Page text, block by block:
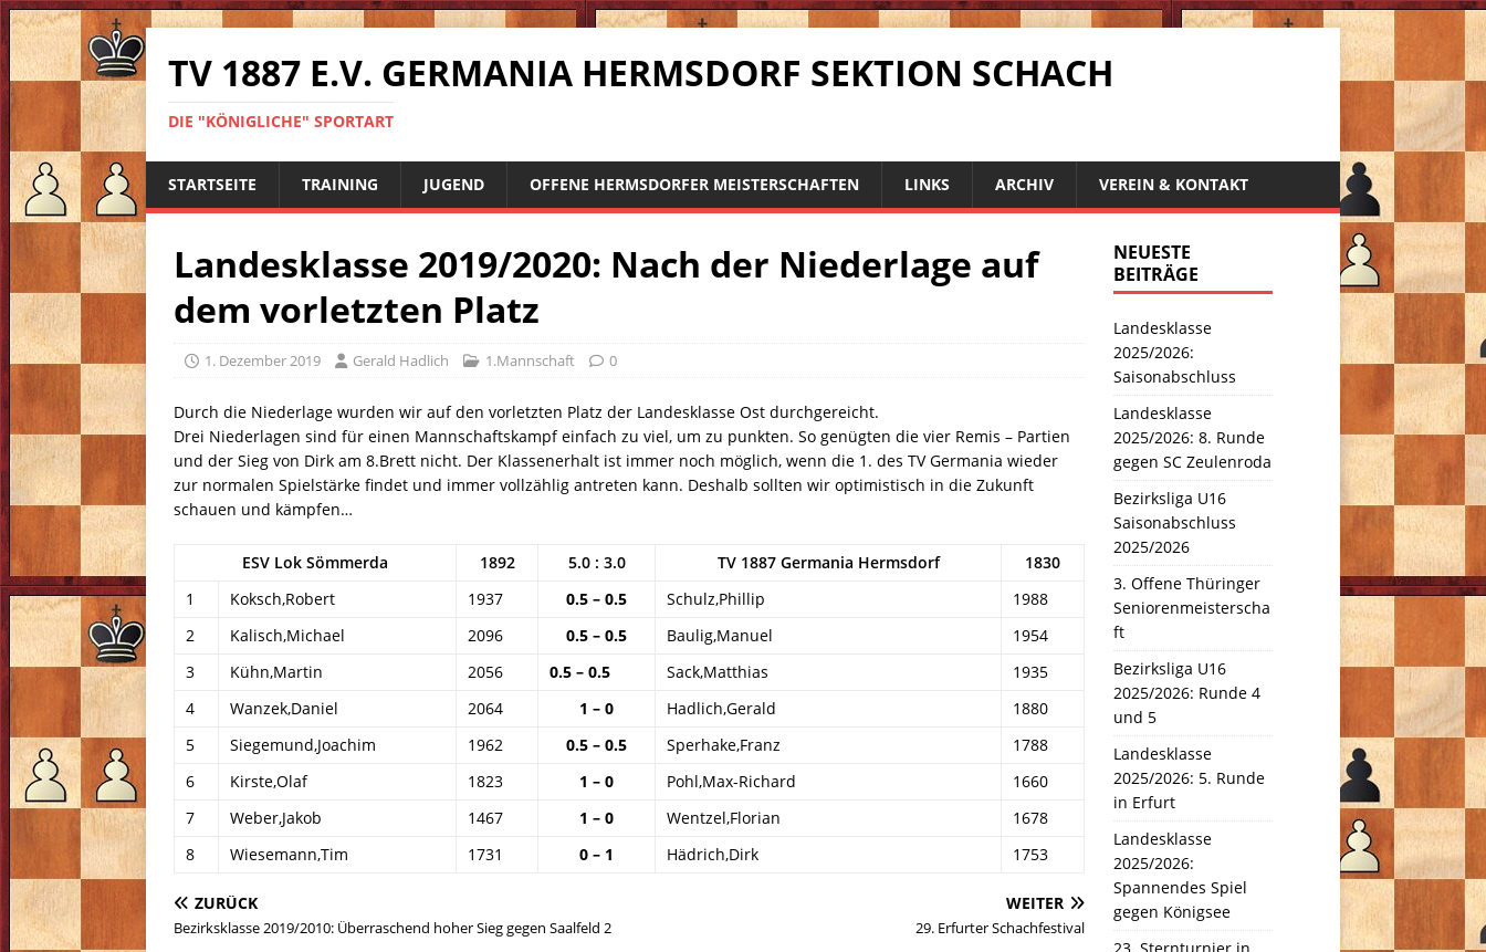
TV 1887 E.V. GERMANIA HERMSDORF SEKTION SCHACH
DIE "KÖNIGLICHE" SPORTART
STARTSEITE TRAINING JUGEND OFFENE HERMSDORFER MEISTERSCHAFTEN LINKS ARCHIV VEREIN & KONTAKT
Landesklasse 2019/2020: Nach der Niederlage auf
dem vorletzten Platz
1. Dezember 2019 Gerald Hadlich 1.Mannschaft 0
Durch die Niederlage wurden wir auf den vorletzten Platz der Landesklasse Ost durchgereicht.
Drei Niederlagen sind für einen Mannschaftskampf einfach zu viel, um zu punkten. So genügten die vier Remis – Partien
und der Sieg von Dirk am 8.Brett nicht. Der Klassenerhalt ist immer noch möglich, wenn die 1. des TV Germania wieder
zur normalen Spielstärke findet und immer vollzählig antreten kann. Deshalb sollten wir optimistisch in die Zukunft
schauen und kämpfen…
ESV Lok Sömmerda 1892 5.0 : 3.0 TV 1887 Germania Hermsdorf
1830
1
Koksch,Robert 1937 0.5 – 0.5 Schulz,Phillip
1988
2
Kalisch,Michael 2096 0.5 – 0.5 Baulig,Manuel
1954
3
Kühn,Martin 2056 0.5 – 0.5 Sack,Matthias
1935
4
Wanzek,Daniel 2064 1 – 0 Hadlich,Gerald
1880
5
Siegemund,Joachim 1962 0.5 – 0.5 Sperhake,Franz
1788
6
Kirste,Olaf 1823 1 – 0 Pohl,Max-Richard
1660
7
Weber,Jakob 1467 1 – 0 Wentzel,Florian
1678
8
Wiesemann,Tim 1731 0 – 1 Hädrich,Dirk 1753
ZURÜCK
Bezirksklasse 2019/2010: Überraschend hoher Sieg gegen Saalfeld 2
WEITER
29. Erfurter Schachfestival
NEUESTE
BEITRÄGE
Landesklasse
2025/2026:
Saisonabschluss
Landesklasse
2025/2026: 8. Runde
gegen SC Zeulenroda
Bezirksliga U16
Saisonabschluss
2025/2026
3. Offene Thüringer
Seniorenmeisterscha
ft
Bezirksliga U16
2025/2026: Runde 4
und 5
Landesklasse
2025/2026: 5. Runde
in Erfurt
Landesklasse
2025/2026:
Spannendes Spiel
gegen Königsee